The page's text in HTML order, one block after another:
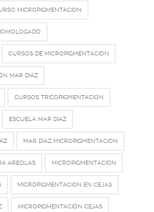
MICROPIGMENTACION
CURSOS DE MICROPIGMENTACION
MAR DÍAZ
CURSOS TRICOPIGMENTACION
ESCUELA MAR DIAZ
MAR DIAZ MICROPIGMENTACION
AREOLAS MICROPIGMENTACION
MICROPIGMENTACION EN CEJAS
MICROPIGMENTACIÓN CEJAS